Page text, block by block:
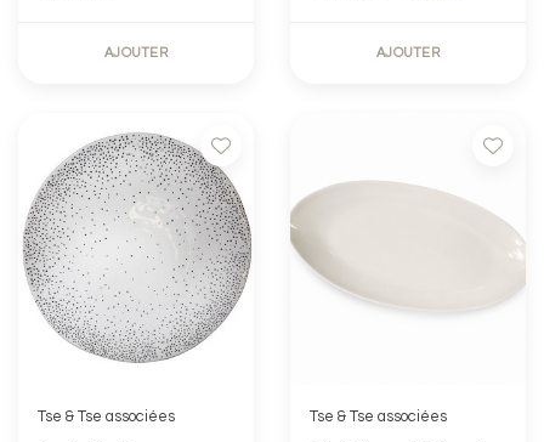
AJOUTER AJOUTER
Tse & Tse associées Tse & Tse associées